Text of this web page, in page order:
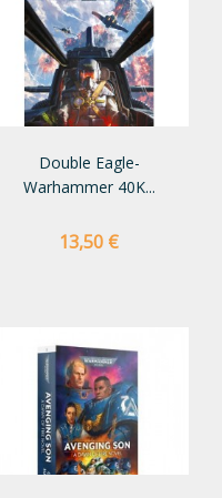
Double Eagle-
Warhammer 40K...
Preço
13,50 €